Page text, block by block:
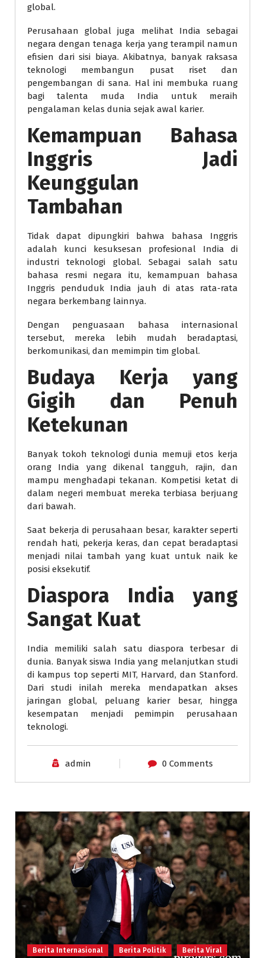
global.
Perusahaan global juga melihat India sebagai
negara dengan tenaga kerja yang terampil namun
efisien dari sisi biaya. Akibatnya, banyak raksasa
teknologi membangun pusat riset dan
pengembangan di sana. Hal ini membuka ruang
bagi talenta muda India untuk meraih
pengalaman kelas dunia sejak awal karier.
Kemampuan Bahasa
Inggris Jadi
Keunggulan
Tambahan
Tidak dapat dipungkiri bahwa bahasa Inggris
adalah kunci kesuksesan profesional India di
industri teknologi global. Sebagai salah satu
bahasa resmi negara itu, kemampuan bahasa
Inggris penduduk India jauh di atas rata-rata
negara berkembang lainnya.
Dengan penguasaan bahasa internasional
tersebut, mereka lebih mudah beradaptasi,
berkomunikasi, dan memimpin tim global.
Budaya Kerja yang
Gigih dan Penuh
Ketekunan
Banyak tokoh teknologi dunia memuji etos kerja
orang India yang dikenal tangguh, rajin, dan
mampu menghadapi tekanan. Kompetisi ketat di
dalam negeri membuat mereka terbiasa berjuang
dari bawah.
Saat bekerja di perusahaan besar, karakter seperti
rendah hati, pekerja keras, dan cepat beradaptasi
menjadi nilai tambah yang kuat untuk naik ke
posisi eksekutif.
Diaspora India yang
Sangat Kuat
India memiliki salah satu diaspora terbesar di
dunia. Banyak siswa India yang melanjutkan studi
di kampus top seperti MIT, Harvard, dan Stanford.
Dari studi inilah mereka mendapatkan akses
jaringan global, peluang karier besar, hingga
kesempatan menjadi pemimpin perusahaan
teknologi.
admin 0 Comments
Berita Internasional Berita Politik Berita Viral